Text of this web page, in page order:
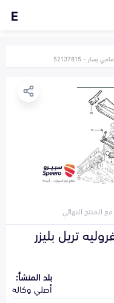
E
- 52137815
المنتج النهائي
تريل بليزر
بلد المنشأ:
أصلي وكالة